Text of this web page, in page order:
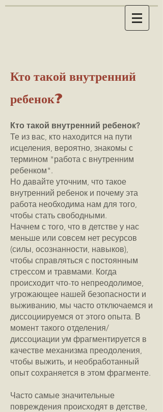
Кто такой внутренний
ребенок?
Кто такой внутренний ребенок?
Те из вас, кто находится на пути
исцеления, вероятно, знакомы с
термином "работа с внутренним
ребенком".
Но давайте уточним, что такое
внутренний ребенок и почему эта
работа необходима нам для того,
чтобы стать свободными.
Начнем с того, что в детстве у нас
меньше или совсем нет ресурсов
(силы, осознанности, навыков),
чтобы справляться с постоянным
стрессом и травмами. Когда
происходит что-то непреодолимое,
угрожающее нашей безопасности и
выживанию, мы часто отключаемся и
диссоциируемся от этого опыта. В
момент такого отделения/
диссоциации ум фрагментируется в
качестве механизма преодоления,
чтобы выжить, и необработанный
опыт сохраняется в этом фрагменте.
Часто самые значительные
повреждения происходят в детстве,